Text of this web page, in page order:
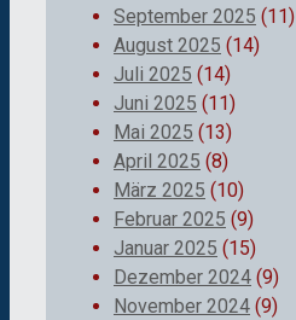
September 2025 (11)
August 2025 (14)
Juli 2025 (14)
Juni 2025 (11)
Mai 2025 (13)
April 2025 (8)
März 2025 (10)
Februar 2025 (9)
Januar 2025 (15)
Dezember 2024 (9)
November 2024 (9)